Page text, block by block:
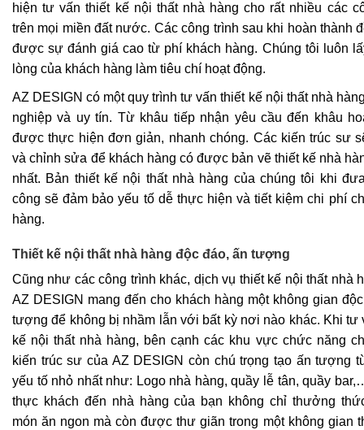
hiện tư vấn thiết kế nội thất nhà hàng cho rất nhiều các
trên mọi miền đất nước. Các công trình sau khi hoàn thành
được sự đánh giá cao từ phí khách hàng. Chúng tôi luôn
lòng của khách hàng làm tiêu chí hoạt động.
AZ DESIGN có một quy trình tư vấn thiết kế nội thất nhà
nghiệp và uy tín. Từ khâu tiếp nhận yêu cầu đến khâu
được thực hiện đơn giản, nhanh chóng. Các kiến trúc sư
và chỉnh sửa để khách hàng có được bản vẽ thiết kế nhà
nhất. Bản thiết kế nội thất nhà hàng của chúng tôi khi
công sẽ đảm bảo yếu tố dễ thực hiện và tiết kiệm chi phí
hàng.
Thiết kế nội thất nhà hàng độc đáo, ấn tượng
Cũng như các công trình khác, dịch vụ thiết kế nội thất nhà
AZ DESIGN mang đến cho khách hàng một không gian
tượng để không bị nhầm lẫn với bất kỳ nơi nào khác. Khi tư
kế nội thất nhà hàng, bên cạnh các khu vực chức năng
kiến trúc sư của AZ DESIGN còn chú trọng tạo ấn tượng
yếu tố nhỏ nhất như: Logo nhà hàng, quầy lễ tân, quầy
thực khách đến nhà hàng của bạn không chỉ thưởng
món ăn ngon mà còn được thư giãn trong một không gian